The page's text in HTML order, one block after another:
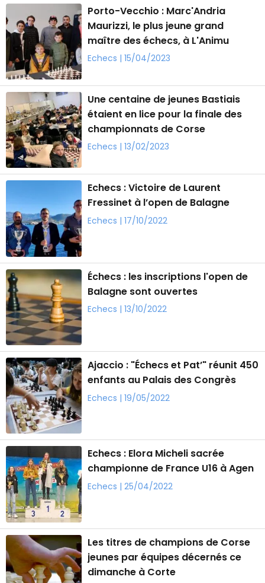
Porto-Vecchio : Marc'Andria
Maurizzi, le plus jeune grand
maître des échecs, à L'Animu
Echecs | 15/04/2023
Une centaine de jeunes Bastiais
étaient en lice pour la finale des
championnats de Corse
Echecs | 13/02/2023
Echecs : Victoire de Laurent
Fressinet à l’open de Balagne
Echecs | 17/10/2022
Échecs : les inscriptions l'open de
Balagne sont ouvertes
Echecs | 13/10/2022
Ajaccio : "Échecs et Pat’" réunit 450
enfants au Palais des Congrès
Echecs | 19/05/2022
Echecs : Elora Micheli sacrée
championne de France U16 à Agen
Echecs | 25/04/2022
Les titres de champions de Corse
jeunes par équipes décernés ce
dimanche à Corte